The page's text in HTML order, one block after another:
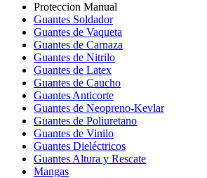
Proteccion Manual
Guantes Soldador
Guantes de Vaqueta
Guantes de Carnaza
Guantes de Nitrilo
Guantes de Latex
Guantes de Caucho
Guantes Anticorte
Guantes de Neopreno-Kevlar
Guantes de Poliuretano
Guantes de Vinilo
Guantes Dieléctricos
Guantes Altura y Rescate
Mangas